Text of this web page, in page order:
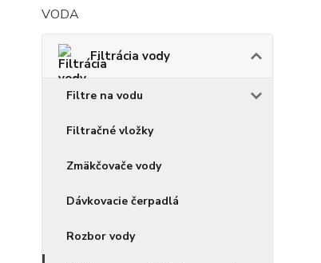
VODA
Filtrácia vody
Filtre na vodu
Filtračné vložky
Zmäkčovače vody
Dávkovacie čerpadlá
Rozbor vody